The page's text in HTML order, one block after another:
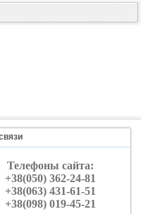
Телефоны сайта:
+38(050) 362-24-81
+38(063) 431-61-51
+38(098) 019-45-21